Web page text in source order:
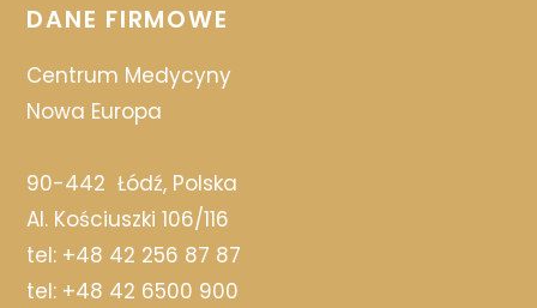
DANE FIRMOWE
Centrum Medycyny
Nowa Europa
90-442 Łódź, Polska
Al. Kościuszki 106/116
tel: +48 42 256 87 87
tel: +48 42 6500 900